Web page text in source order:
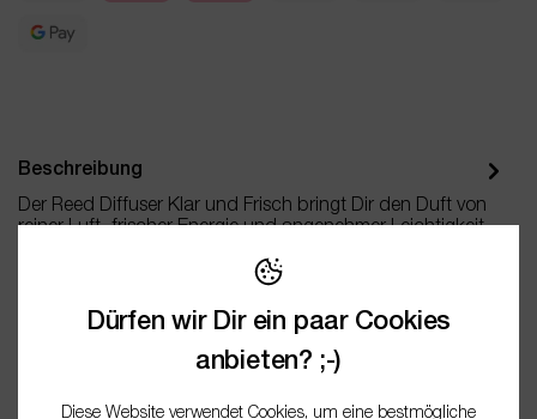
Beschreibung
Der Reed Diffuser Klar und Frisch bringt Dir den Duft von
reiner Luft, frischer Energie und angenehmer Leichtigkeit
BewertungenDürfen wir Dir ein paar Cookies
anbieten? ;-)
Diese Website verwendet Cookies, um eine bestmögliche